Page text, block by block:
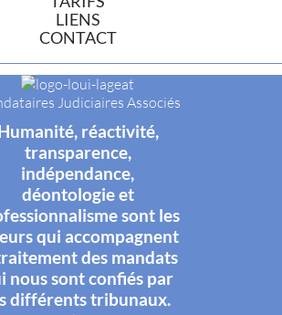
LIENS
CONTACT
Judiciaires Associés
réactivité,
transparence,
indépendance,
déontologie et
sont les
qui accompagnent
des mandats
nous sont confiés par
différents tribunaux.